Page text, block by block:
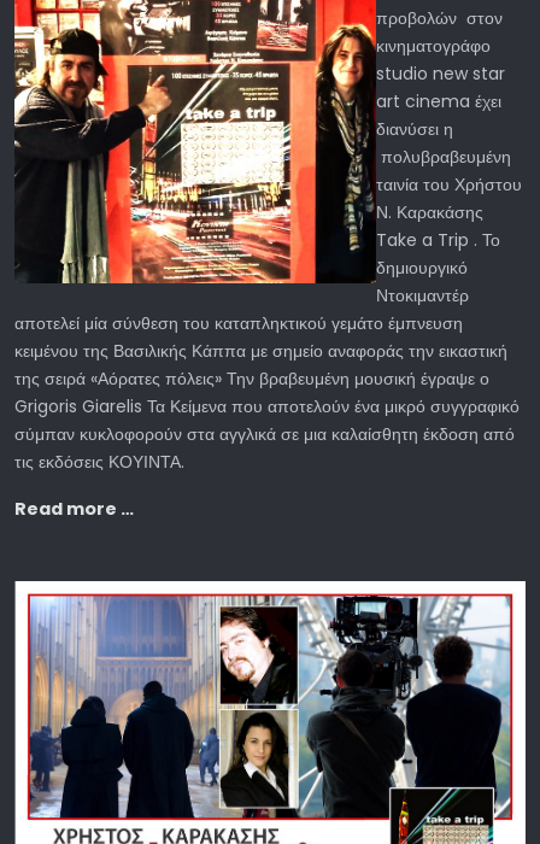
προβολών στον
κινηματογράφο
studio new star
art cinema έχει
διανύσει η
πολυβραβευμένη
ταινία του Χρήστου
Ν. Καρακάσης
Take a Trip . Το
δημιουργικό
Ντοκιμαντέρ
αποτελεί μία σύνθεση του καταπληκτικού γεμάτο έμπνευση
κειμένου της Βασιλικής Κάππα με σημείο αναφοράς την εικαστική
της σειρά «Αόρατες πόλεις» Την βραβευμένη μουσική έγραψε ο
Grigoris Giarelis Τα Κείμενα που αποτελούν ένα μικρό συγγραφικό
σύμπαν κυκλοφορούν στα αγγλικά σε μια καλαίσθητη έκδοση από
τις εκδόσεις ΚΟΥΙΝΤΑ.
Read more …